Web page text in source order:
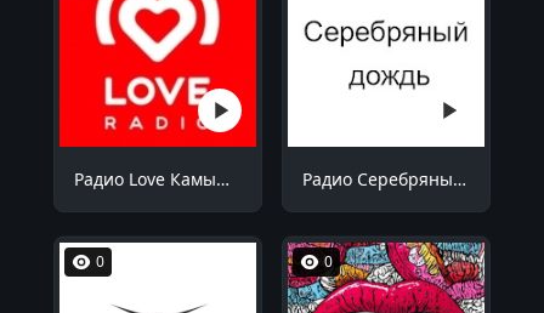
Радио Love Камышин 105.7 FM Радио Серебряный дождь Саратов 104.8 FM
0 0